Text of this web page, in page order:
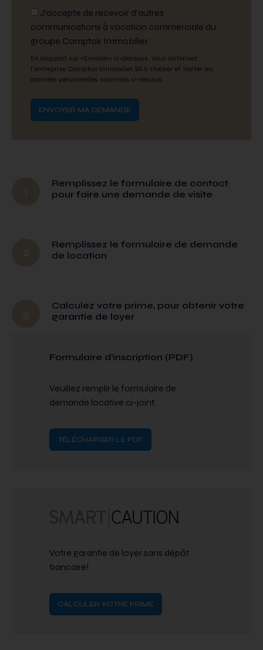
J'accepte de recevoir d'autres
communications à vocation commerciale du
groupe Comptoir Immobilier.
En cliquant sur «Envoyer» ci-dessous, vous autorisez
l'entreprise Comptoir Immobilier SA à stocker et traiter les
données personnelles soumises ci-dessus.
Remplissez le formulaire de contact
pour faire une demande de visite
Remplissez le formulaire de demande
de location
Calculez votre prime, pour obtenir votre
garantie de loyer
Formulaire d’inscription (PDF)
Veuillez remplir le formulaire de
demande locative ci-joint.
TÉLÉCHARGER LE PDF
Votre garantie de loyer sans dépôt
bancaire!
CALCULER VOTRE PRIME